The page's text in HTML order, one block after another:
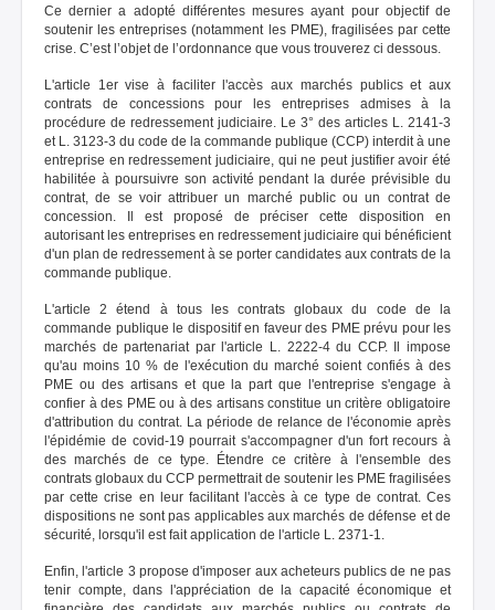
Ce dernier a adopté différentes mesures ayant pour objectif de
soutenir les entreprises (notamment les PME), fragilisées par cette
crise. C’est l’objet de l’ordonnance que vous trouverez ci dessous.
L'article 1er vise à faciliter l'accès aux marchés publics et aux
contrats de concessions pour les entreprises admises à la
procédure de redressement judiciaire. Le 3° des articles L. 2141-3
et L. 3123-3 du code de la commande publique (CCP) interdit à une
entreprise en redressement judiciaire, qui ne peut justifier avoir été
habilitée à poursuivre son activité pendant la durée prévisible du
contrat, de se voir attribuer un marché public ou un contrat de
concession. Il est proposé de préciser cette disposition en
autorisant les entreprises en redressement judiciaire qui bénéficient
d'un plan de redressement à se porter candidates aux contrats de la
commande publique.
L'article 2 étend à tous les contrats globaux du code de la
commande publique le dispositif en faveur des PME prévu pour les
marchés de partenariat par l'article L. 2222-4 du CCP. Il impose
qu'au moins 10 % de l'exécution du marché soient confiés à des
PME ou des artisans et que la part que l'entreprise s'engage à
confier à des PME ou à des artisans constitue un critère obligatoire
d'attribution du contrat. La période de relance de l'économie après
l'épidémie de covid-19 pourrait s'accompagner d'un fort recours à
des marchés de ce type. Étendre ce critère à l'ensemble des
contrats globaux du CCP permettrait de soutenir les PME fragilisées
par cette crise en leur facilitant l'accès à ce type de contrat. Ces
dispositions ne sont pas applicables aux marchés de défense et de
sécurité, lorsqu'il est fait application de l'article L. 2371-1.
Enfin, l'article 3 propose d'imposer aux acheteurs publics de ne pas
tenir compte, dans l'appréciation de la capacité économique et